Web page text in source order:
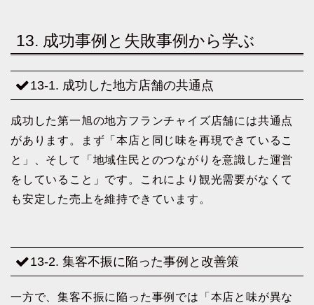
13. 成功事例と失敗事例から学ぶ
13-1. 成功した地方店舗の共通点
成功した第一旭の地方フランチャイズ店舗には共通点
があります。まず「本店と同じ味を再現できているこ
と」、そして「地域住民とのつながりを意識した運営
をしていること」です。これにより観光需要がなくて
も安定した売上を維持できています。
13-2. 集客不振に陥った事例と改善策
一方で、集客不振に陥った事例では「本店と味が異な